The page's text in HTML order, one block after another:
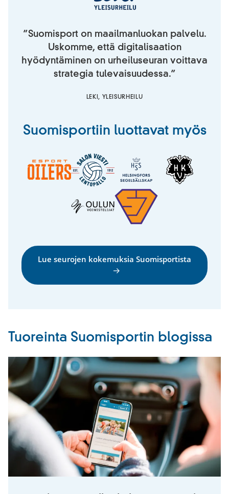
”Suomisport on maailmanluokan palvelu.
Uskomme, että digitalisaation
hyödyntäminen on urheiluseuran voittava
strategia tulevaisuudessa.”
LEKI, YLEISURHEILU
Suomisportiin luottavat myös
Lue seurojen kokemuksia Suomisportista
Tuoreinta Suomisportin blogissa